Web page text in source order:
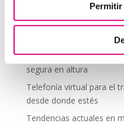
Telefonía Virtual
Interfonos IP para
segura en altura
Telefonía virtual para el
desde donde estés
Tendencias actuales en